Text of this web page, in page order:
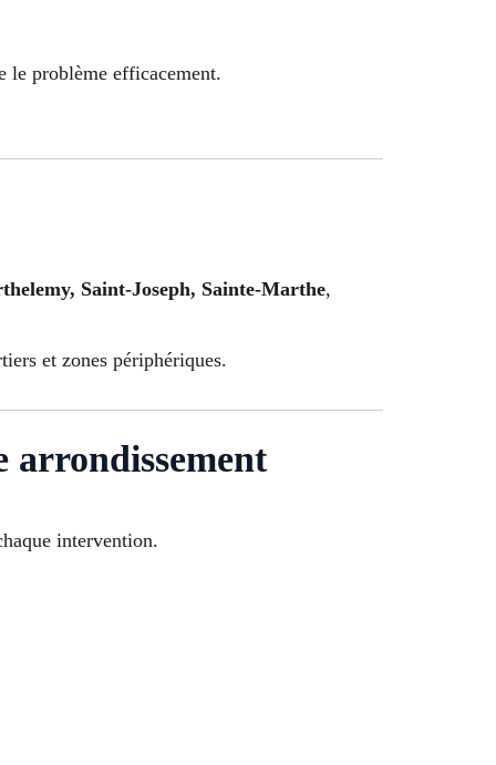
le problème efficacement.
Saint-Joseph, Sainte-Marthe,
et zones périphériques.
arrondissement
intervention.